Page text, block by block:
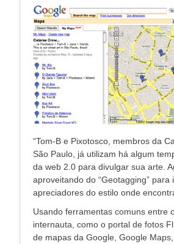
“Tom-B e Pixotosco, membros da
São Paulo, já utilizam há algum
da web 2.0 para divulgar sua arte.
aproveitando do “Geotagging” para
apreciadores do estilo onde
Usando ferramentas comuns entre
internauta, como o portal de fotos
de mapas da Google, Google